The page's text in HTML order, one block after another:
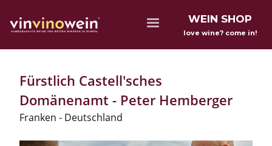
WEIN SHOP
love wine? come in!
Fürstlich Castell'sches
Domänenamt - Peter Hemberger
Franken - Deutschland